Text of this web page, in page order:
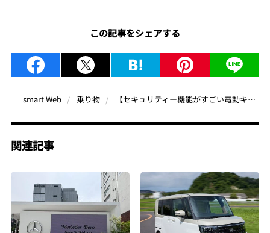
この記事をシェアする
smart Web 乗り物 【セキュリティー機能がすごい電動キックボード】電子キー、振動センサーアラーム、紛失防止機能の“3重ロック”！
関連記事